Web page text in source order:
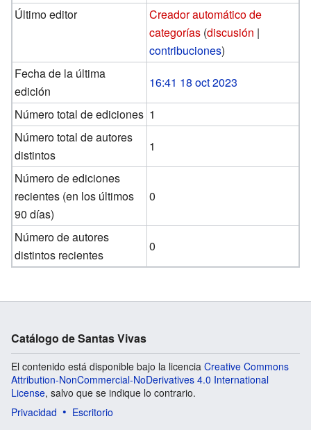
Último editor
Creador automático de
categorías (discusión |
contribuciones)
Fecha de la última
edición
16:41 18 oct 2023
Número total de ediciones 1
Número total de autores
distintos
1
Número de ediciones
recientes (en los últimos
90 días)
0
Número de autores
distintos recientes
0
Catálogo de Santas Vivas
El contenido está disponible bajo la licencia Creative Commons
Attribution-NonCommercial-NoDerivatives 4.0 International
License, salvo que se indique lo contrario.
Privacidad
Escritorio